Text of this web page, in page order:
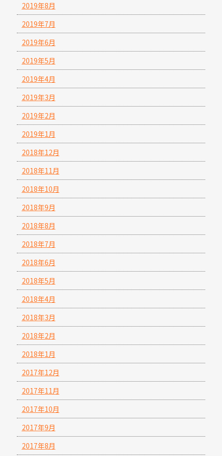
2019年8月
2019年7月
2019年6月
2019年5月
2019年4月
2019年3月
2019年2月
2019年1月
2018年12月
2018年11月
2018年10月
2018年9月
2018年8月
2018年7月
2018年6月
2018年5月
2018年4月
2018年3月
2018年2月
2018年1月
2017年12月
2017年11月
2017年10月
2017年9月
2017年8月